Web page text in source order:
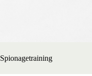
Spionagetraining